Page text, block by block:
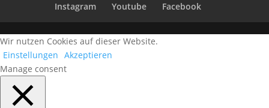
Instagram
Youtube Facebook
Wir nutzen Cookies auf dieser Website.
Einstellungen Akzeptieren
Manage consent